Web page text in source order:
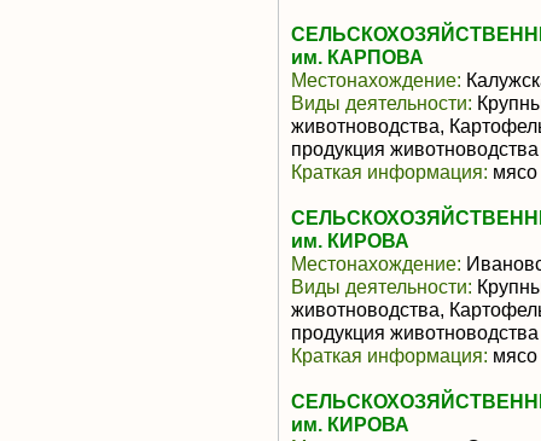
им. КАРПОВА
Местонахождение:
Виды деятельности:
животноводства,
продукция животноводства
Краткая информация: мясо
им. КИРОВА
Местонахождение:
Виды деятельности:
животноводства,
продукция животноводства
Краткая информация: мясо
им. КИРОВА